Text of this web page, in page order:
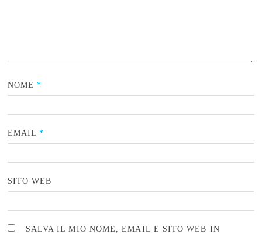
NOME*
EMAIL*
SITO WEB
SALVA IL MIO NOME, EMAIL E SITO WEB IN